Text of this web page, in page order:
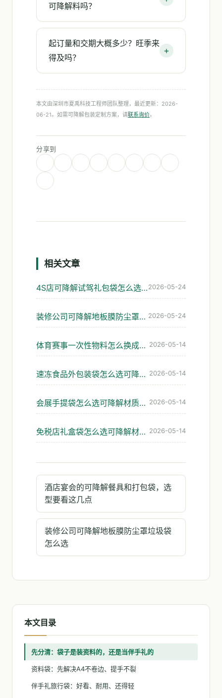
可降解料吗？
起订量和交期大概多少？旺季来
得及吗？
本文由深圳市夏禹科技工程师团队整理，最近更新：2026-
06-21。如需可降解包装定制方案，请联系询价。
分享到
相关文章
4S店可降解试驾礼包袋怎么选：座椅膜与手册袋实操2026-05-24
装修公司可降解地板膜防尘罩垃圾袋怎么选 2026-05-24
体育赛事一次性物料怎么换成可降解的不踩坑 2026-05-14
速冻食品外包装袋怎么选可降解材料才不脆裂 2026-05-14
会展手提袋怎么选可降解材质?展会发袋避坑指南 2026-05-14
免税店礼盒袋怎么选可降解材料才不掉链子 2026-05-14
酒店宴会的可降解餐具和打包袋，选
型要看这几点
装修公司可降解地板膜防尘罩垃圾袋
怎么选
本文目录
先分清：袋子是装资料的，还是当伴手礼的
资料袋：先解决A4不卷边、提手不裂
伴手礼旅行袋：好看、耐用、还得轻